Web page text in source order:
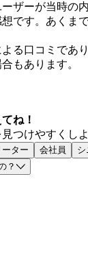
ザーが当時の
です。あくま
る口コミであ
もあります。
ね！
つけやすくしよ
ーター 会社員 シ
？